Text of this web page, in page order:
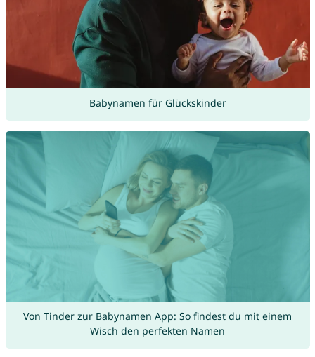
Babynamen für Glückskinder
Von Tinder zur Babynamen App: So findest du mit einem
Wisch den perfekten Namen